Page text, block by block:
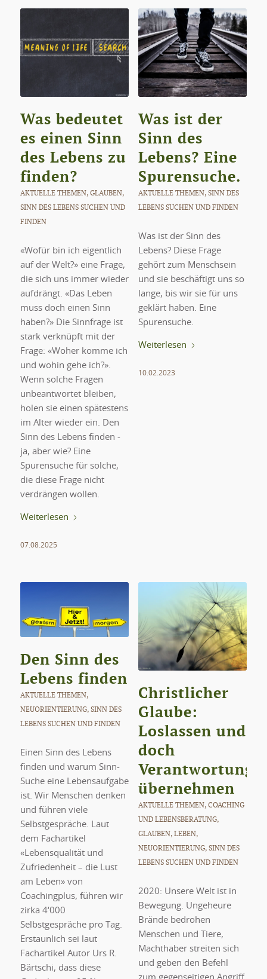
Was bedeutet
es einen Sinn
des Lebens zu
finden?
AKTUELLE THEMEN, GLAUBEN,
SINN DES LEBENS SUCHEN UND
FINDEN
«Wofür bin ich eigentlich
auf der Welt?» eine Frage,
die sich uns immer wieder
aufdrängt. «Das Leben
muss doch einen Sinn
haben?» Die Sinnfrage ist
stark verknüpft mit der
Frage: «Woher komme ich
und wohin gehe ich?».
Wenn solche Fragen
unbeantwortet bleiben,
holen sie einen spätestens
im Alter wieder ein. Den
Sinn des Lebens finden -
ja, aber wie? Eine
Spurensuche für solche,
die diese Frage nicht
verdrängen wollen.
Weiterlesen
07.08.2025
Was ist der
Sinn des
Lebens? Eine
Spurensuche.
AKTUELLE THEMEN, SINN DES
LEBENS SUCHEN UND FINDEN
Was ist der Sinn des
Lebens? Diese Frage
gehört zum Menschsein
und sie beschäftigt uns so
lange, bis wir sie für uns
geklärt haben. Eine
Spurensuche.
Weiterlesen
10.02.2023
Den Sinn des
Lebens finden
AKTUELLE THEMEN,
NEUORIENTIERUNG, SINN DES
LEBENS SUCHEN UND FINDEN
Einen Sinn des Lebens
finden und warum Sinn-
Suche eine Lebensaufgabe
ist. Wir Menschen denken
und führen viele
Selbstgespräche. Laut
dem Fachartikel
«Lebensqualität und
Zufriedenheit – die Lust
am Leben» von
Coachingplus, führen wir
zirka 4‘000
Selbstgespräche pro Tag.
Erstaunlich sei laut
Fachartikel Autor Urs R.
Bärtschi, dass diese
Christlicher
Glaube:
Loslassen und
doch
Verantwortung
übernehmen
AKTUELLE THEMEN, COACHING
UND LEBENSBERATUNG,
GLAUBEN, LEBEN,
NEUORIENTIERUNG, SINN DES
LEBENS SUCHEN UND FINDEN
2020: Unsere Welt ist in
Bewegung. Ungeheure
Brände bedrohen
Menschen und Tiere,
Machthaber streiten sich
und geben den Befehl